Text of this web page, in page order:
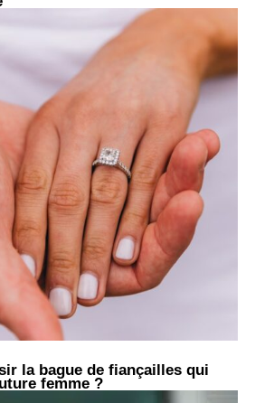
la bague de fiançailles qui
femme ?